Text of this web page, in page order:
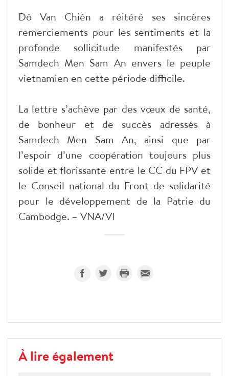
Dô Van Chiên a réitéré ses sincères
remerciements pour les sentiments et la
profonde sollicitude manifestés par
Samdech Men Sam An envers le peuple
vietnamien en cette période difficile.
La lettre s’achève par des vœux de santé,
de bonheur et de succès adressés à
Samdech Men Sam An, ainsi que par
l’espoir d’une coopération toujours plus
solide et florissante entre le CC du FPV et
le Conseil national du Front de solidarité
pour le développement de la Patrie du
Cambodge. – VNA/VI
À lire également